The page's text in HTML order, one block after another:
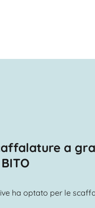
a
ha optato per le